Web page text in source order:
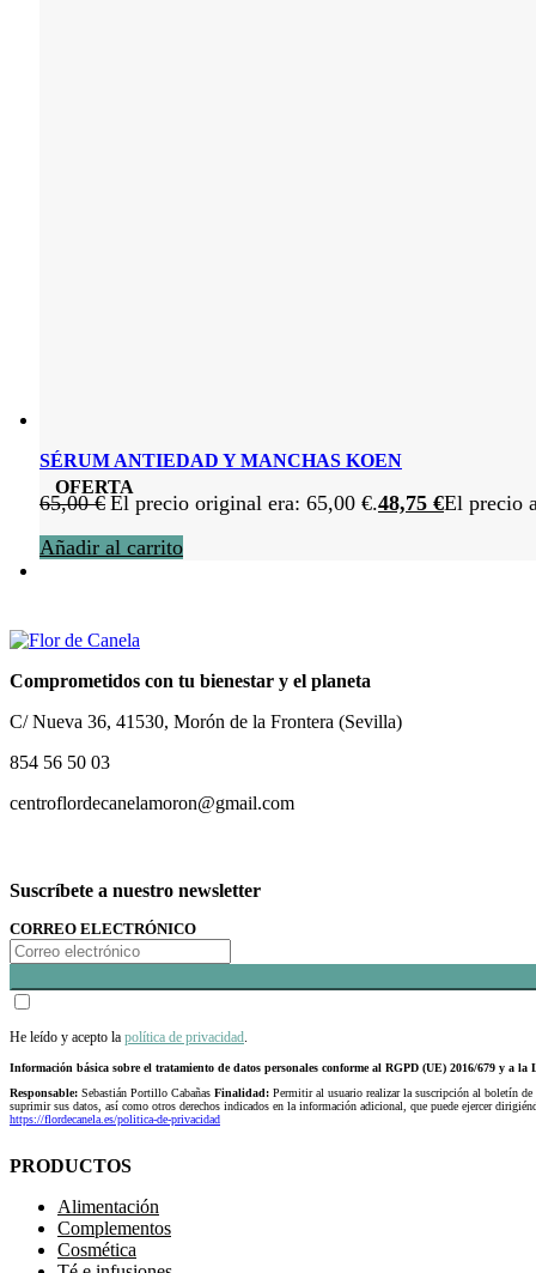
OFERTA
SÉRUM ANTIEDAD Y MANCHAS KOEN
65,00€ El precio original era: 65,00 €.48,75 €El precio
Añadir al carrito
Comprometidos con tu bienestar y el planeta
C/ Nueva 36, 41530, Morón de la Frontera (Sevilla)
854 56 50 03
centroflordecanelamoron@gmail.com
Suscríbete a nuestro newsletter
CORREO ELECTRÓNICO
He leído y acepto la política de privacidad.
Información básica sobre el tratamiento de datos personales conforme al RGPD (UE) 2016/679 y a la
Responsable: Sebastián Portillo Cabañas Finalidad: Permitir al usuario realizar la suscripción al boletín
suprimir sus datos, así como otros derechos indicados en la información adicional, que puede ejercer
https://flordecanela.es/politica-de-privacidad
PRODUCTOS
Alimentación
Complementos
Cosmética